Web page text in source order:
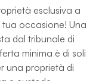
esclusiva a
occasione! Una
dal tribunale di
minima è di soli
una proprietà di